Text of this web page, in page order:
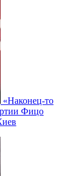
«Наконец-то
Фицо